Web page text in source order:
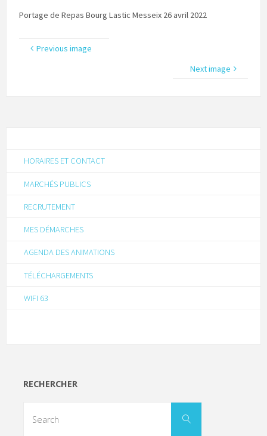
Portage de Repas Bourg Lastic Messeix 26 avril 2022
Previous image
Next image
HORAIRES ET CONTACT
MARCHÉS PUBLICS
RECRUTEMENT
MES DÉMARCHES
AGENDA DES ANIMATIONS
TÉLÉCHARGEMENTS
WIFI 63
RECHERCHER